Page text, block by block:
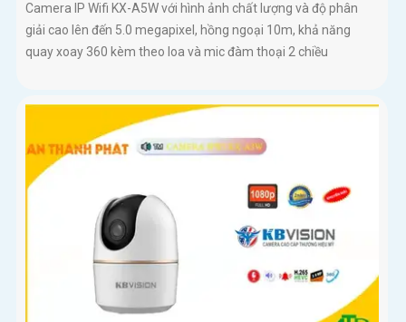
Camera IP Wifi KX-A5W với hình ảnh chất lượng và độ phân
giải cao lên đến 5.0 megapixel, hồng ngoại 10m, khả năng
quay xoay 360 kèm theo loa và mic đàm thoại 2 chiều